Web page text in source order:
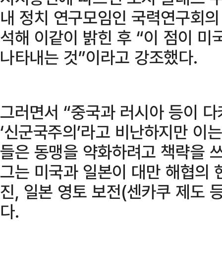
내 정치 연구모임인 국력연구회
석해 이같이 밝힌 후 “이 점이 미
나타내는 것”이라고 강조했다.
그러면서 “중국과 러시아 등이
‘신군국주의’라고 비난하지만 이
들은 동맹을 약화하려고 책략을
그는 미국과 일본이 대만 해협의
진, 일본 영토 보전(센카쿠 제도
다.